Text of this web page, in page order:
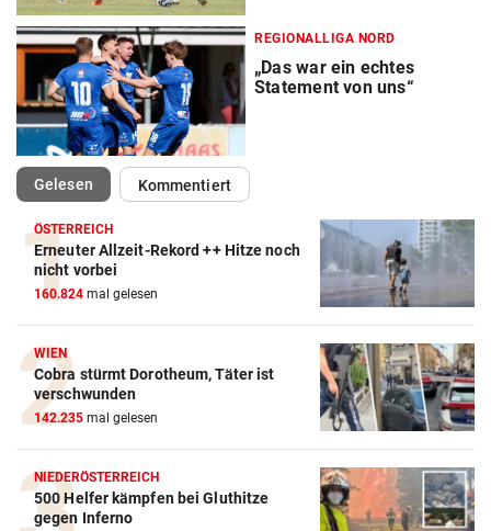
REGIONALLIGA NORD
„Das war ein echtes
Statement von uns“
Gelesen(ausgewählt)Kommentiert
ÖSTERREICH
Erneuter Allzeit-Rekord ++ Hitze noch
nicht vorbei
160.824 mal gelesen
WIEN
Cobra stürmt Dorotheum, Täter ist
verschwunden
142.235 mal gelesen
NIEDERÖSTERREICH
500 Helfer kämpfen bei Gluthitze
gegen Inferno